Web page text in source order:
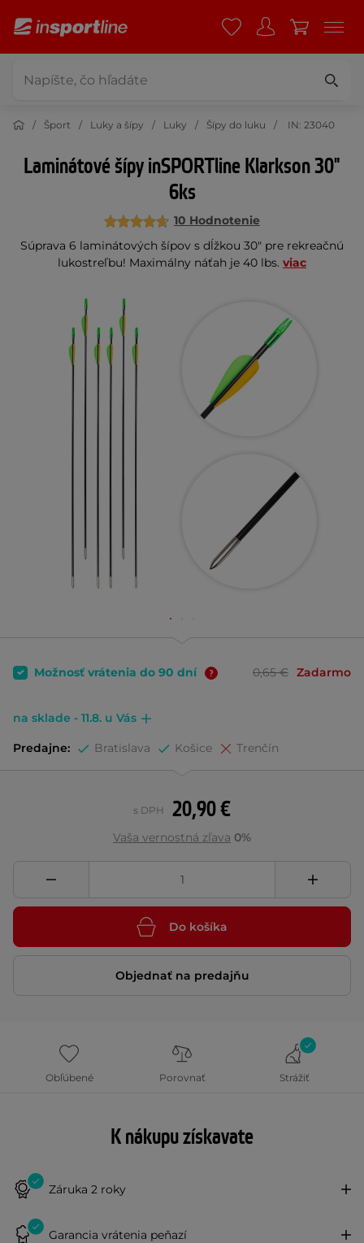
Šport Luky a šípy Luky Šípy do luku IN: 23040
Laminátové šípy inSPORTline Klarkson 30"
6ks
10 Hodnotenie
Súprava 6 laminátových šípov s dĺžkou 30" pre rekreačnú
lukostreľbu! Maximálny náťah je 40 lbs. viac
Možnosť vrátenia do 90 dní 0,65 € Zadarmo
na sklade - 11.8. u Vás
Predajne: Bratislava Košice Trenčín
20,90 €
s DPH
Vaša vernostná zľava 0%
Do košíka
Objednať na predajňu
Obľúbené Porovnať Strážiť
K nákupu získavate
Záruka 2 roky
Garancia vrátenia peňazí